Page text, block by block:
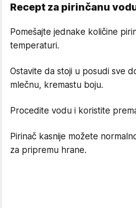
Recept za pirinčanu
Pomešajte jednake količine
temperaturi.
Ostavite da stoji u posudi sve
mlečnu, kremastu boju.
Procedite vodu i koristite
Pirinač kasnije možete
za pripremu hrane.